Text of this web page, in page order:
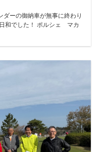
ーの御納車が無事に終わり